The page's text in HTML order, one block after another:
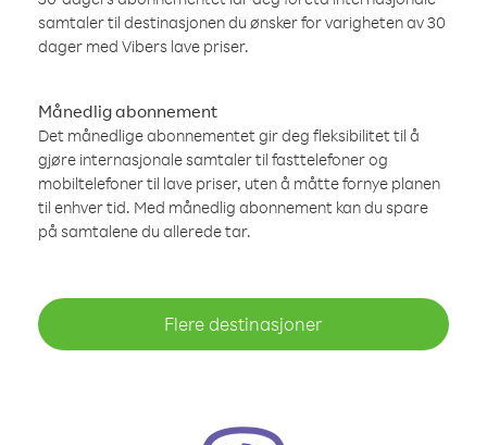
samtaler til destinasjonen du ønsker for varigheten av 30
dager med Vibers lave priser.
Månedlig abonnement
Det månedlige abonnementet gir deg fleksibilitet til å
gjøre internasjonale samtaler til fasttelefoner og
mobiltelefoner til lave priser, uten å måtte fornye planen
til enhver tid. Med månedlig abonnement kan du spare
på samtalene du allerede tar.
Flere destinasjoner